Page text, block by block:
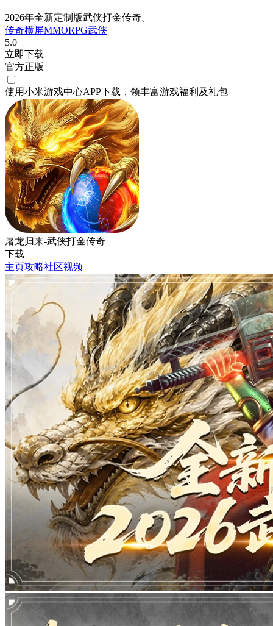
2026年全新定制版武侠打金传奇。
传奇横屏MMORPG武侠
5.0
立即下载
官方正版
使用小米游戏中心APP下载 ，领丰富游戏福利 及礼包
屠龙归来-武侠打金传奇
下载
主页攻略社区视频